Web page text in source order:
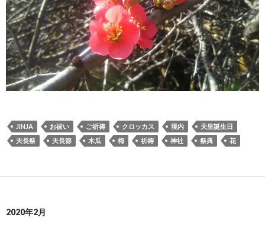
JINJA お祓い ご祈祷 クロッカス 境内
天皇誕生日
天長祭
天長節 木瓜 梅 祈祷 神社 祭典 花
2020年2月